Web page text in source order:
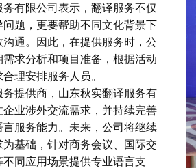
有限公司表示，翻译服务不仅
题，更要帮助不同文化背景下
沟通。因此，在提供服务时，公
求分析和项目准备，根据活动
理安排服务人员。
提供商，山东秋实翻译服务有
企业涉外交流需求，并持续完善
服务能力。未来，公司将继续
为基础，针对商务会议、国际交
同应用场景提供专业语言支